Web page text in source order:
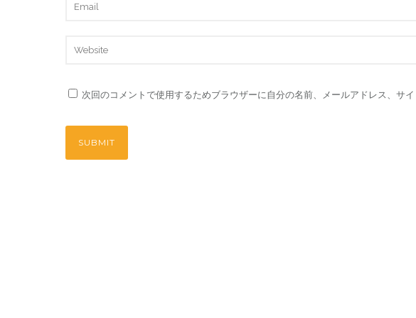
次回のコメントで使用するためブラウザーに自分の名前、メールアドレス、サイ